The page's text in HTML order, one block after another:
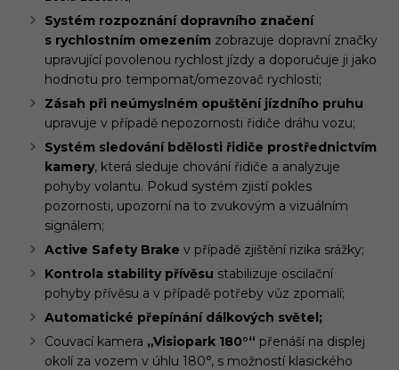
Systém rozpoznání dopravního značení
s rychlostním omezením zobrazuje dopravní značky
upravující povolenou rychlost jízdy a doporučuje ji jako
hodnotu pro tempomat/omezovač rychlosti;
Zásah při neúmyslném opuštění jízdního pruhu
upravuje v případě nepozornosti řidiče dráhu vozu;
Systém sledování bdělosti řidiče prostřednictvím
kamery, která sleduje chování řidiče a analyzuje
pohyby volantu. Pokud systém zjistí pokles
pozornosti, upozorní na to zvukovým a vizuálním
signálem;
Active Safety Brakev případě zjištění rizika srážky;
Kontrola stability přívěsu stabilizuje oscilační
pohyby přívěsu a v případě potřeby vůz zpomalí;
Automatické přepínání dálkových světel;
Couvací kamera „Visiopark 180°“ přenáší na displej
okolí za vozem v úhlu 180°, s možností klasického